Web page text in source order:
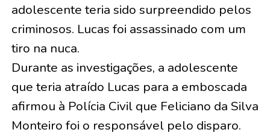
adolescente teria sido surpreendido pelos
criminosos. Lucas foi assassinado com um
tiro na nuca.
Durante as investigações, a adolescente
que teria atraído Lucas para a emboscada
afirmou à Polícia Civil que Feliciano da Silva
Monteiro foi o responsável pelo disparo.